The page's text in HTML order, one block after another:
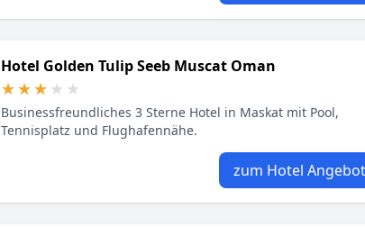
Hotel Golden Tulip Seeb Muscat Oman
★★★★★
★★★★★
Businessfreundliches 3 Sterne Hotel in Maskat mit Pool,
Tennisplatz und Flughafennähe.
zum Hotel Angebot